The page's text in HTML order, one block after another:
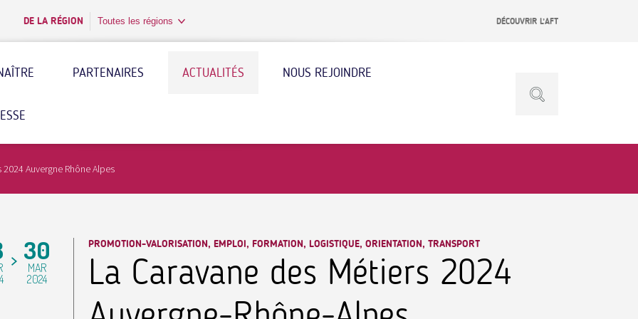
DE LA RÉGION Toutes les régions DÉCOUVRIR L’AFT
PARTENAIRES ACTUALITÉS NOUS REJOINDRE
Auvergne Rhône Alpes
30
MAR
2024
PROMOTION-VALORISATION, EMPLOI, FORMATION, LOGISTIQUE, ORIENTATION, TRANSPORT
La Caravane des Métiers 2024